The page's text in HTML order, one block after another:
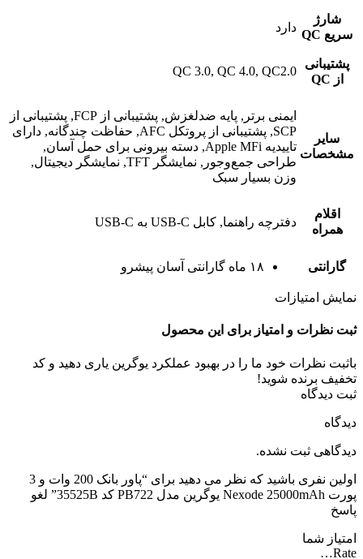
شارژ
سریع QC
دارد
پشتیبانی
از QC
QC 3.0, QC 4.0, QC2.0
سایر
مشخصات
ایمنی برتر, پایه ضدلغزش, پشتیبانی از FCP, پشتیبانی از
SCP, پشتیبانی از پروتکل AFC, حفاظت چندگانه, دارای
تاییدیه Apple MFi, دسته بیرونی برای حمل آسان,
طراحی جمع‌وجور, نمایشگر TFT, نمایشگر دیجیتال,
وزن بسیار سبک
اقلام
همراه
دفترچه راهنما, کابل USB-C به USB-C
گارانتی ۱۸ ماه گارانتی آسان پیشرو
نمایش امتیازات
ثبت نظرات و امتیاز برای این محصول
باثبت نظرات خود ما را در بهبود عملکرد یوگرین یاری دهید و کد
تخفیف برنده شوید!
ثبت دیدگاه
دیدگاه
دیدگاهی ثبت نشده.
اولین نفری باشید که نظر می دهید برای “پاور بانک 200 وات و 3
پورت Nexode 25000mAh یوگرین مدل PB722 کد 35525B” لغو
پاسخ
امتیاز شما
Rate…